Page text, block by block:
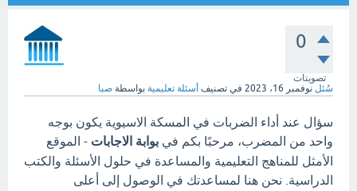
0
تصويتات
سُئل نوفمبر 16، 2023 في تصنيف أسئلة تعليمية بواسطة صبا
سؤال عند أداء الضربات في المسكة الاسيوية يكون بوجه
واحد من المضرب، مرحبًا بكم في بوابة الاجابات - الموقع
الأمثل للمناهج التعليمية والمساعدة في حلول الأسئلة والكتب
الدراسية. نحن هنا لمساعدتك في الوصول إلى أعلى